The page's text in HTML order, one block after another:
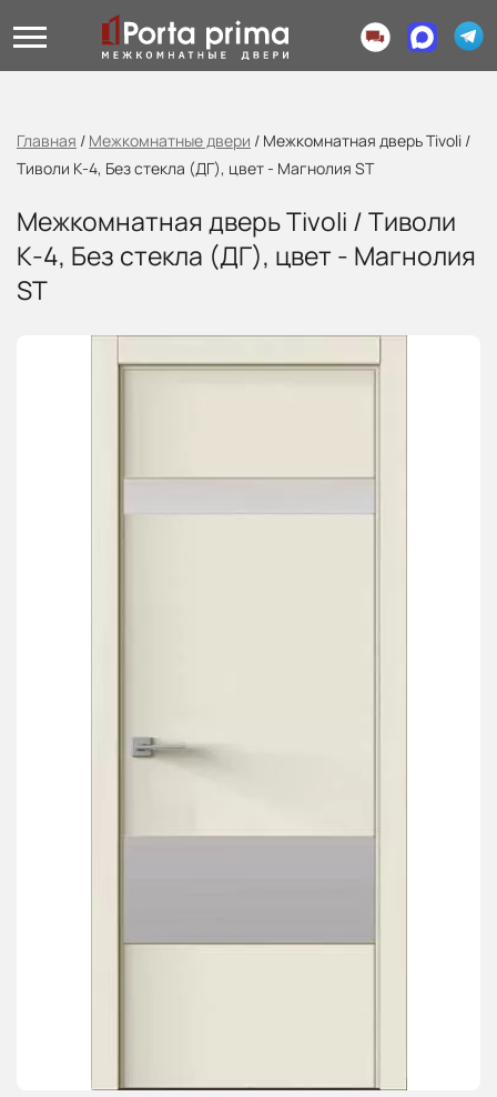
Главная / Межкомнатные двери / Межкомнатная дверь Tivoli /
Тиволи К-4, Без стекла (ДГ), цвет - Магнолия ST
Межкомнатная дверь Tivoli / Тиволи
К-4, Без стекла (ДГ), цвет - Магнолия
ST